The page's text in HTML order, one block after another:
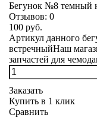
Бегунок №8 темный
Отзывов: 0
100 руб.
Артикул данного
встречныйНаш
запчастей для
Заказать
Купить в 1 клик
Сравнить